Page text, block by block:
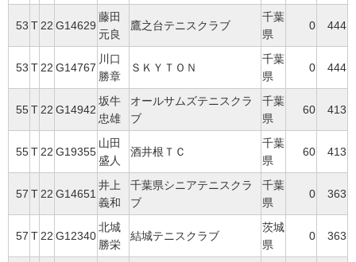
53 T 22 G14629
藤田
元良
鷹之台テニスクラブ
千葉
県
0 444
53 T 22 G14767
川口
勝章
ＳＫＹＴＯＮ
千葉
県
0 444
55T 22 G14942
坂牛
忠雄
オールサムズテニスクラ
ブ
千葉
県
60 413
55T 22 G19355
山田
盛人
酒井根ＴＣ
千葉
県
60 413
57 T 22 G14651
井上
義和
千葉県シニアテニスクラ
ブ
千葉
県
0 363
57 T 22 G12340
北城
勝栄
結城テニスクラブ
茨城
県
0 363